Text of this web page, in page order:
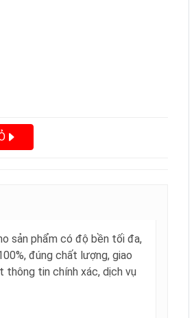
sản phẩm có độ bền tối đa,
đúng chất lượng, giao
thông tin chính xác, dịch vụ